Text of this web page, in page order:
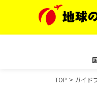
TOP ガイド